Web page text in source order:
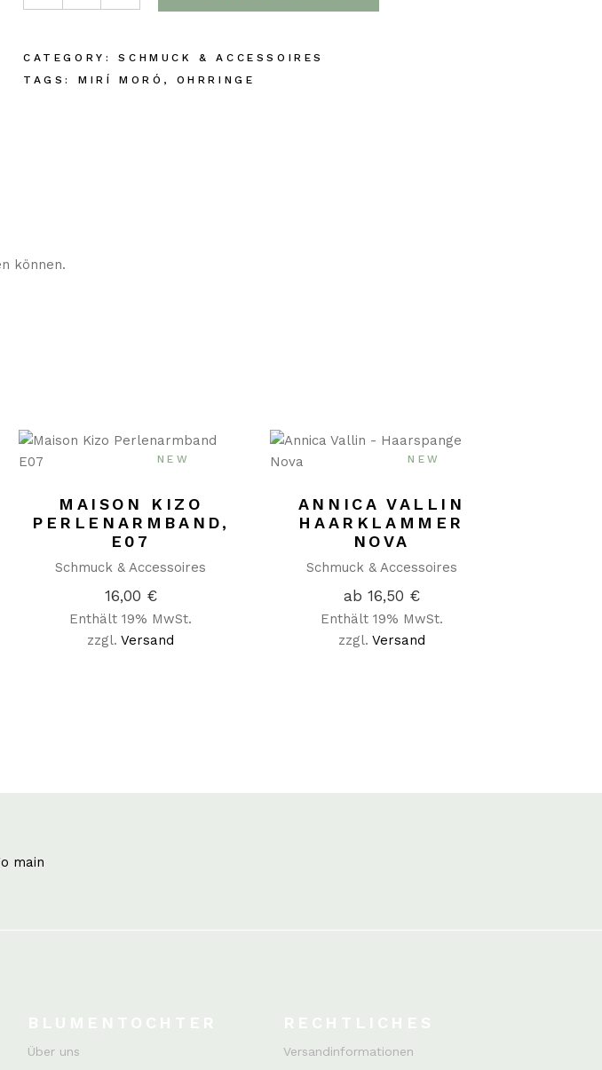
CATEGORY:
SCHMUCK & ACCESSOIRES
TAGS:
MIRÍ MORÓ , OHRRINGE
können.
NEW
MAISON KIZO
PERLENARMBAND,
E07
Schmuck & Accessoires
16,00 €
Enthält 19% MwSt.
zzgl.Versand
NEW
ANNICA VALLIN
HAARKLAMMER
NOVA
Schmuck & Accessoires
ab 16,50 €
Enthält 19% MwSt.
zzgl. Versand
Über uns
Versandinformationen